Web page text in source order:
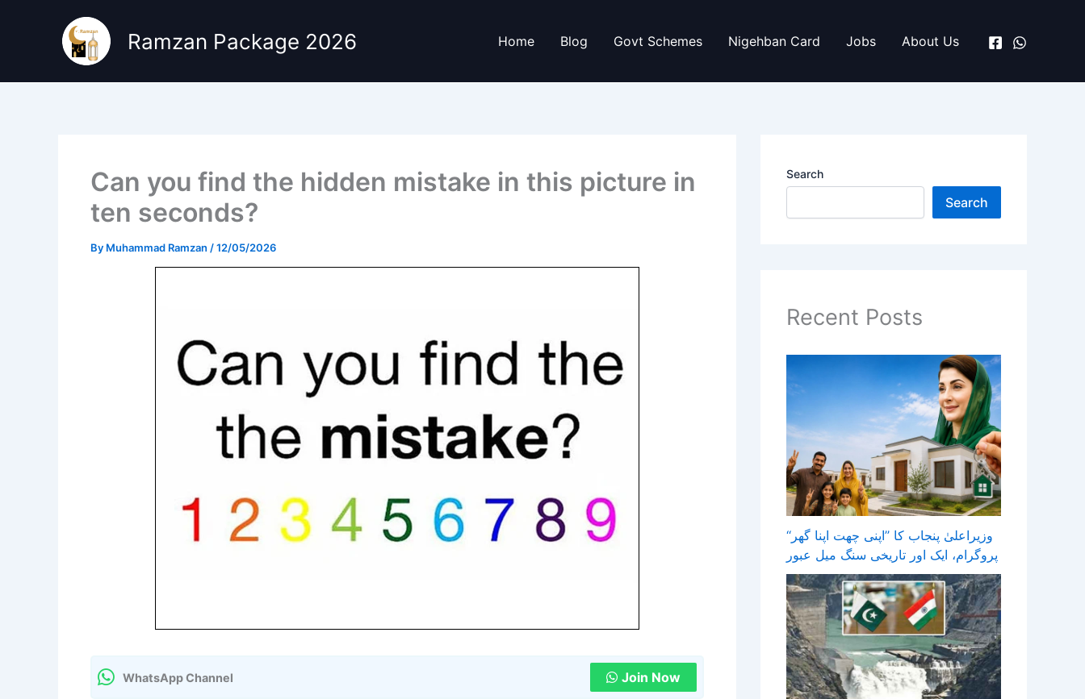
Ramzan Package 2026 Home Blog Govt Schemes Nigehban Card Jobs About Us
Can you find the hidden mistake in this picture in
ten seconds?
By Muhammad Ramzan /12/05/2026
WhatsApp Channel Join Now
Search
Search
Recent Posts
وزیراعلیٰ پنجاب کا ’’اپنی چھت اپنا گھر‘‘
پروگرام، ایک اور تاریخی سنگ میل عبور